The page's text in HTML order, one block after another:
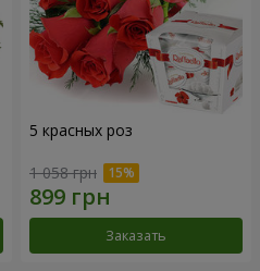
5 красных роз
1 058 грн
Заказать